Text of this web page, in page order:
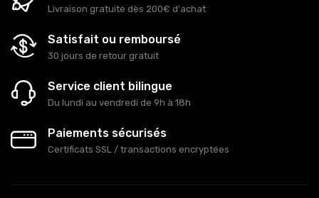
Livraison gratuite dès 200€ d'achat
Satisfait ou remboursé
30 jours de retour gratuit
Service client bilingue
Du lundi au vendredi de 9h à 18h
Paiements sécurisés
Certificats SSL / transactions encryptées